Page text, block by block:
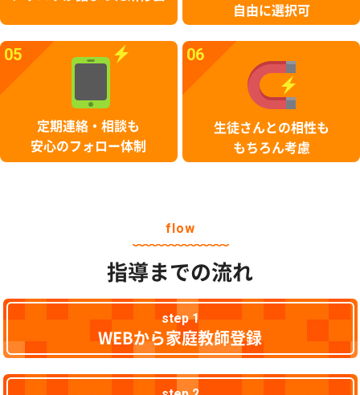
自由に選択可
05
定期連絡・相談も
安心のフォロー体制
06
生徒さんとの相性も
もちろん考慮
flow
指導までの流れ
step 1
WEBから家庭教師登録